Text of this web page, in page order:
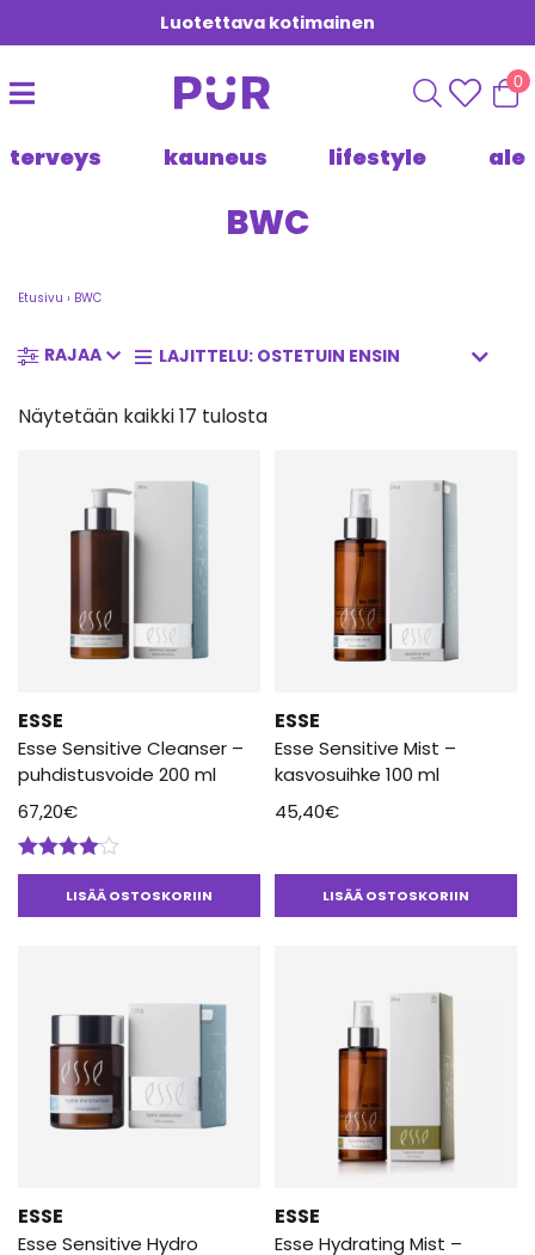
Luotettava kotimainen
0
terveys kauneus lifestyle ale
BWC
Etusivu › BWC
RAJAA
Näytetään kaikki 17 tulosta
ESSE
Esse Sensitive Cleanser –
puhdistusvoide 200 ml
67,20€
Arvostelu
tuotteesta:LISÄÄ OSTOSKORIIN
ESSE
Esse Sensitive Mist –
kasvosuihke 100 ml
45,40€
LISÄÄ OSTOSKORIIN
ESSE
Esse Sensitive Hydro
ESSE
Esse Hydrating Mist –